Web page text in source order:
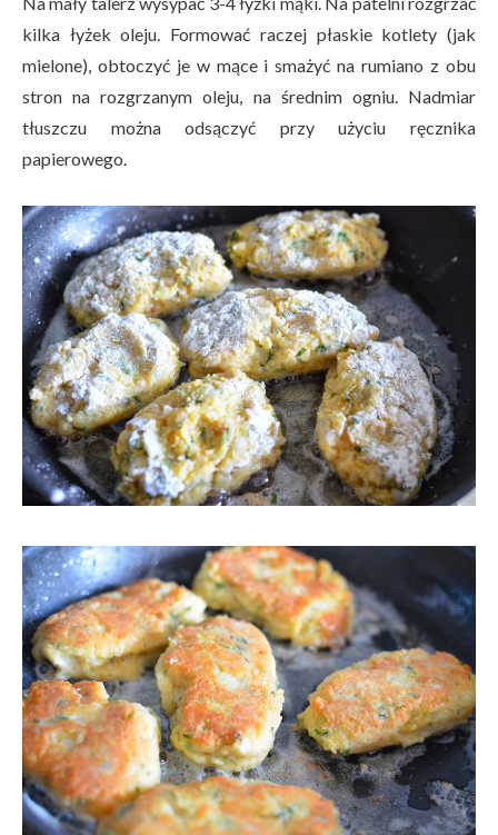
kilka łyżek oleju. Formować raczej płaskie kotlety (jak
mielone), obtoczyć je w mące i smażyć na rumiano z obu
stron na rozgrzanym oleju, na średnim ogniu. Nadmiar
tłuszczu można odsączyć przy użyciu ręcznika
papierowego.